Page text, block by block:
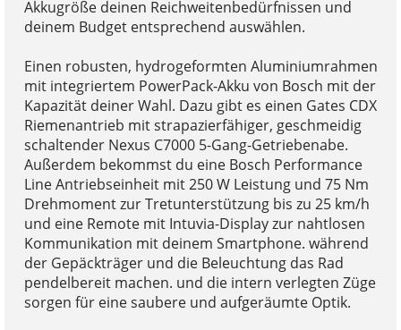
Akkugröße deinen Reichweitenbedürfnissen und
deinem Budget entsprechend auswählen.
Einen robusten, hydrogeformten Aluminiumrahmen
mit integriertem PowerPack-Akku von Bosch mit der
Kapazität deiner Wahl. Dazu gibt es einen Gates CDX
Riemenantrieb mit strapazierfähiger, geschmeidig
schaltender Nexus C7000 5-Gang-Getriebenabe.
Außerdem bekommst du eine Bosch Performance
Line Antriebseinheit mit 250 W Leistung und 75 Nm
Drehmoment zur Tretunterstützung bis zu 25 km/h
und eine Remote mit Intuvia-Display zur nahtlosen
Kommunikation mit deinem Smartphone. während
der Gepäckträger und die Beleuchtung das Rad
pendelbereit machen. und die intern verlegten Züge
sorgen für eine saubere und aufgeräumte Optik.